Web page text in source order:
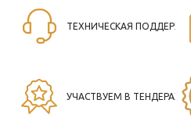
ТЕХНИЧЕСКАЯ ПОДДЕРЖКА
УЧАСТВУЕМ В ТЕНДЕРАХ